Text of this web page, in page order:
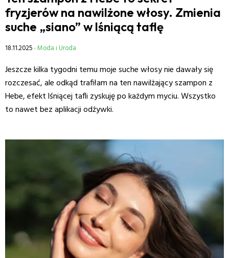
fryzjerów na nawilżone włosy. Zmienia
suche „siano” w lśniącą taflę
18.11.2025- Moda i Uroda
Jeszcze kilka tygodni temu moje suche włosy nie dawały się
rozczesać, ale odkąd trafiłam na ten nawilżający szampon z
Hebe, efekt lśniącej tafli zyskuję po każdym myciu. Wszystko
to nawet bez aplikacji odżywki.